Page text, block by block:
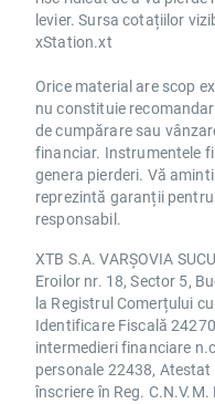
levier. Sursa cotațiilor
xStation.xt
Orice material are scop
nu constituie
de cumpărare sau
financiar. Instrumentele
genera pierderi. Vă
reprezintă garanții
responsabil.
XTB S.A. VARȘOVIA
Eroilor nr. 18, Sector 5,
la Registrul Comerțului
Identificare Fiscală
intermedieri financiare
personale 22438,
înscriere în Reg.